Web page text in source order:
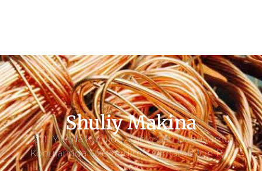
Shuliy Makina
2011 Yılında Kuruldu. Kablo Geri Dönüşümü
Konularında Size Yardımcı Olmamız Için Bizi
Seçin.